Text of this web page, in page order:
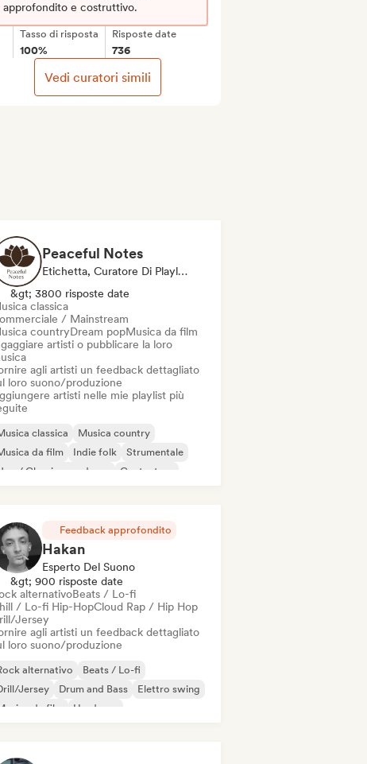
approfondito e costruttivo.
Tasso di risposta
100%
Risposte date
736
Vedi curatori simili
Peaceful Notes
Etichetta, Curatore Di Playlist, Esperto Del Suono
&gt; 3800 risposte date
classica
/ Mainstream
countryDream popMusica da film
artisti o pubblicare la loro
agli artisti un feedback dettagliato
loro suono/produzione
artisti nelle mie playlist più
classica
Musica country
da film
Indie folk
Strumentale
/ Classico moderno
Cantautore
Feedback approfondito
Hakan
Esperto Del Suono
&gt; 900 risposte date
alternativoBeats / Lo-fi
/ Lo-fi Hip-HopCloud Rap / Hip Hop
Jersey
agli artisti un feedback dettagliato
loro suono/produzione
alternativo
Beats / Lo-fi
Jersey
Drum and Bass
Elettro swing
da film
Hardcore